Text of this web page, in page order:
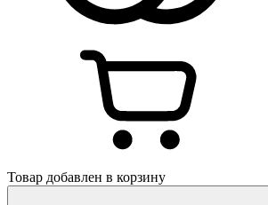
Товар добавлен в корзину